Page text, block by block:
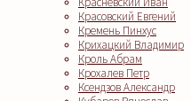
Красовский Евгений
Кремень Пинхус
Крихацкий Владимир
Кроль Абрам
Крохалев Петр
Ксендзов Александр